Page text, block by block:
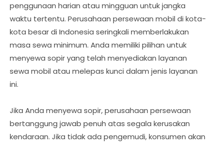
penggunaan harian atau mingguan untuk jangka
waktu tertentu. Perusahaan persewaan mobil di kota-
kota besar di Indonesia seringkali memberlakukan
masa sewa minimum. Anda memiliki pilihan untuk
menyewa sopir yang telah menyediakan layanan
sewa mobil atau melepas kunci dalam jenis layanan
ini.
Jika Anda menyewa sopir, perusahaan persewaan
bertanggung jawab penuh atas segala kerusakan
kendaraan. Jika tidak ada pengemudi, konsumen akan